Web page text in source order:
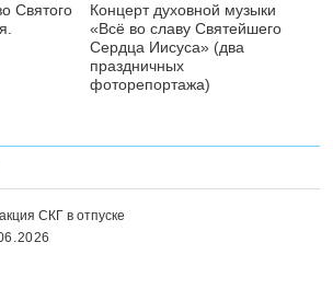
Святого
Концерт духовной музыки
«Всё во славу Святейшего
Сердца Иисуса» (два
праздничных
фоторепортажа)
СКГ в отпуске